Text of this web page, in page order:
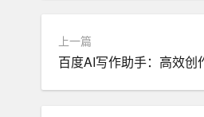
最后，我们需要保持
自己的创造力和独立
上一篇
百度AI写作助手：高效创